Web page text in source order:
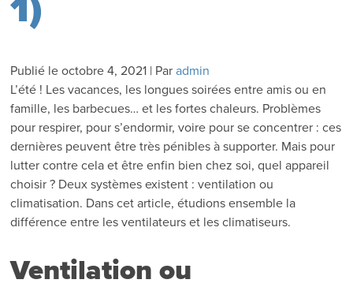
Publié le octobre 4, 2021 | Par admin
L’été ! Les vacances, les longues soirées entre amis ou en
famille, les barbecues… et les fortes chaleurs. Problèmes
pour respirer, pour s’endormir, voire pour se concentrer : ces
dernières peuvent être très pénibles à supporter. Mais pour
lutter contre cela et être enfin bien chez soi, quel appareil
choisir ? Deux systèmes existent : ventilation ou
climatisation. Dans cet article, étudions ensemble la
différence entre les ventilateurs et les climatiseurs.
Ventilation ou